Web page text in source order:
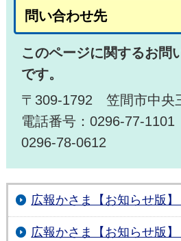
問い合わせ先
このページに関するお問
です。
〒309-1792 笠間市中央
電話番号：0296-77-
0296-78-0612
広報かさま【お知らせ版
広報かさま【お知らせ版